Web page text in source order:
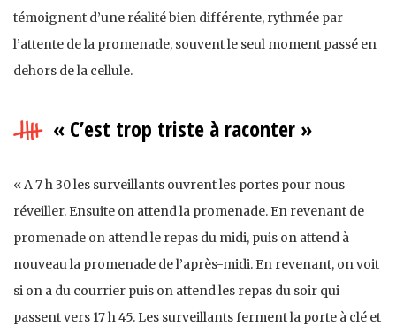
témoignent d’une réalité bien différente, rythmée par
l’attente de la promenade, souvent le seul moment passé en
dehors de la cellule.
« C’est trop triste à raconter »
« A 7 h 30 les surveillants ouvrent les portes pour nous
réveiller. Ensuite on attend la promenade. En revenant de
promenade on attend le repas du midi, puis on attend à
nouveau la promenade de l’après-midi. En revenant, on voit
si on a du courrier puis on attend les repas du soir qui
passent vers 17 h 45. Les surveillants ferment la porte à clé et